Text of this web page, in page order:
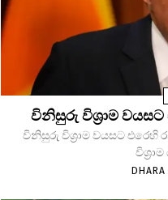
විනිසුරු විශ්‍රාම
විනිසුරු විශ්‍රාම වයසට
DHARA